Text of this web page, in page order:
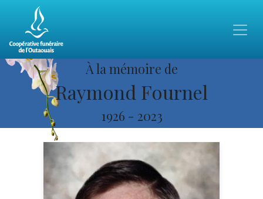
À la mémoire de
Raymond Fournel
1926 - 2023